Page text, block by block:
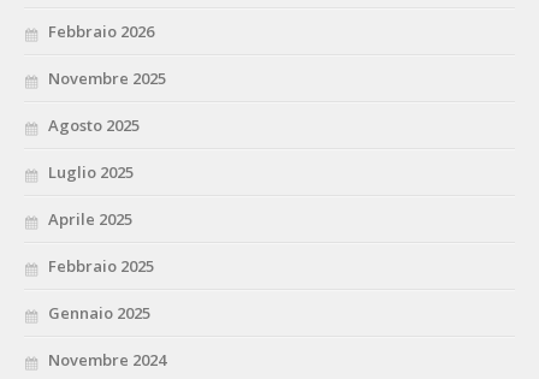
Febbraio 2026
Novembre 2025
Agosto 2025
Luglio 2025
Aprile 2025
Febbraio 2025
Gennaio 2025
Novembre 2024